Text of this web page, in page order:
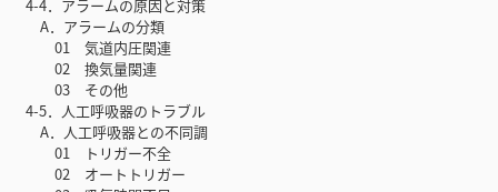
4-4．アラームの原因と対策
A．アラームの分類
01 気道内圧関連
02 換気量関連
03 その他
4-5．人工呼吸器のトラブル
A．人工呼吸器との不同調
01 トリガー不全
02 オートトリガー